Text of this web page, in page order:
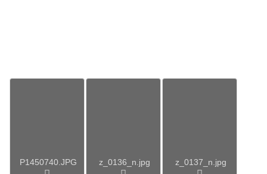
P1450740.JPG z_0136_n.jpg z_0137_n.jpg